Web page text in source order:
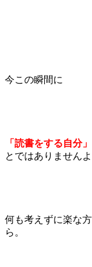
今この瞬間に
「読書をする自分」
とではありませんよ
何も考えずに楽な
ら。